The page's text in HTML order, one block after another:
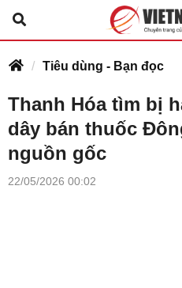
Tiêu dùng - Bạn đọc
Thanh Hóa tìm bị
dây bán thuốc
nguồn gốc
22/05/2026 00:02